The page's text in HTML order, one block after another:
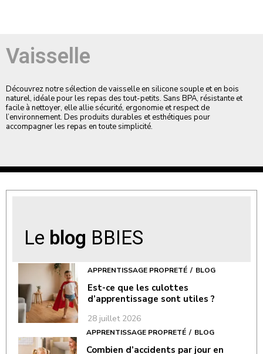
Vaisselle
Découvrez notre sélection de vaisselle en silicone souple et en bois
naturel, idéale pour les repas des tout-petits. Sans BPA, résistante et
facile à nettoyer, elle allie sécurité, ergonomie et respect de
l’environnement. Des produits durables et esthétiques pour
accompagner les repas en toute simplicité.
Le blog BBIES
APPRENTISSAGE PROPRETÉ BLOG
Est-ce que les culottes
d’apprentissage sont utiles ?
28 juillet 2026
APPRENTISSAGE PROPRETÉ BLOG
Combien d’accidents par jour en